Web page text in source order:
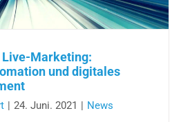
Live-Marketing:
und digitales
| 24. Juni. 2021 | News